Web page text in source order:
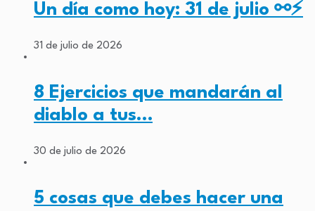
Un día como hoy: 31 de julio ⚯⚡
31 de julio de 2026
8 Ejercicios que mandarán al
diablo a tus…
30 de julio de 2026
5 cosas que debes hacer una